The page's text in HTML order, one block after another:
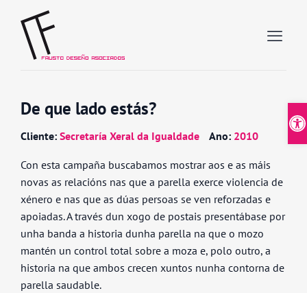
De que lado estás?
Cliente: Secretaría Xeral da Igualdade Ano: 2010
Con esta campaña buscabamos mostrar aos e as máis
novas as relacións nas que a parella exerce violencia de
xénero e nas que as dúas persoas se ven reforzadas e
apoiadas. A través dun xogo de postais presentábase por
unha banda a historia dunha parella na que o mozo
mantén un control total sobre a moza e, polo outro, a
historia na que ambos crecen xuntos nunha contorna de
parella saudable.